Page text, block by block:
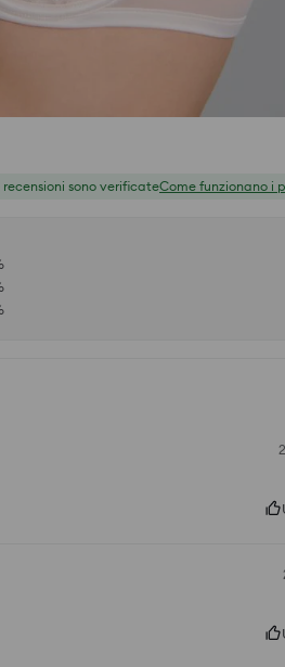
recensioni sono verificateCome funzionano i